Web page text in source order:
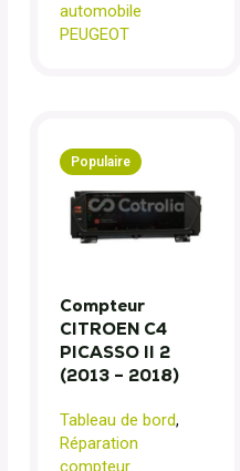
automobile
PEUGEOT
Populaire
Compteur
CITROEN C4
PICASSO II 2
(2013 – 2018)
Tableau de bord,
Réparation
compteur